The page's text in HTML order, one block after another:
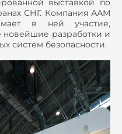
выставкой по
СНГ. Компания ААМ
в ней участие,
новейшие разработки и
систем безопасности.